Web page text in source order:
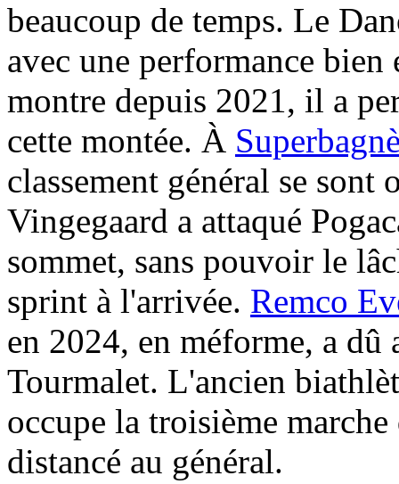
beaucoup de temps. Le
avec une performance bien
montre depuis 2021, il a
cette montée. À
classement général se sont
Vingegaard a attaqué
sommet, sans pouvoir le
sprint à l'arrivée. Remco
en 2024, en méforme, a dû
Tourmalet. L'ancien
occupe la troisième
distancé au général.